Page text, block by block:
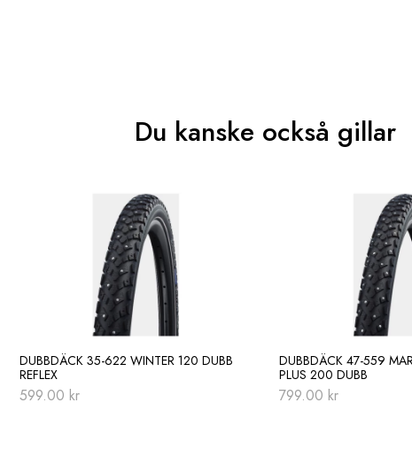
Du kanske också gillar
DUBBDÄCK 35-622 WINTER 120 DUBB
REFLEX
599.00 kr
DUBBDÄCK 47-559
PLUS 200 DUBB
799.00 kr